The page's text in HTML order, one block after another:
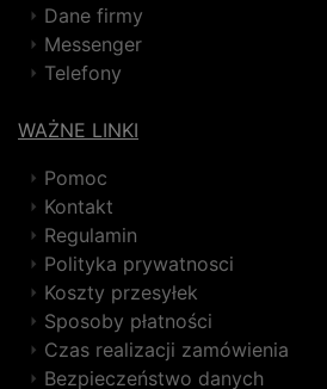
Dane firmy
Messenger
Telefony
WAŻNE LINKI
Pomoc
Kontakt
Regulamin
Polityka prywatnosci
Koszty przesyłek
Sposoby płatności
Czas realizacji zamówienia
Bezpieczeństwo danych